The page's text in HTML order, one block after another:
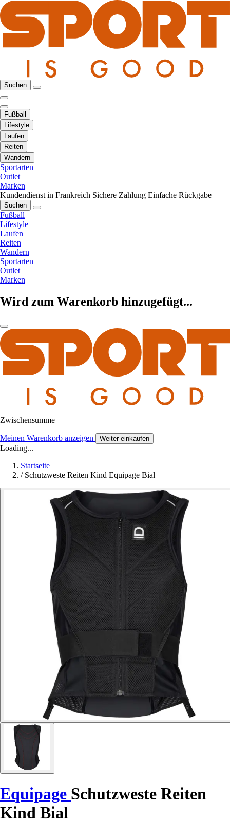
Suchen
Fußball
Lifestyle
Laufen
Reiten
Wandern
Sportarten
Outlet
Marken
Kundendienst in Frankreich Sichere Zahlung Einfache Rückgabe
Suchen
Fußball
Lifestyle
Laufen
Reiten
Wandern
Sportarten
Outlet
Marken
Wird zum Warenkorb hinzugefügt...
Zwischensumme
Meinen Warenkorb anzeigen Weiter einkaufen
Loading...
Startseite
/ Schutzweste Reiten Kind Equipage Bial
Equipage Schutzweste Reiten
Kind Bial